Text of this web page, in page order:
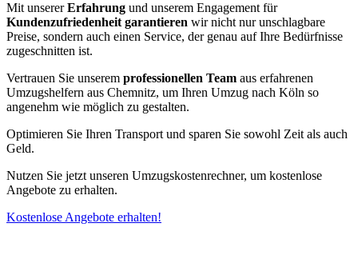
Mit unsererErfahrung und unserem Engagement für
Kundenzufriedenheit garantieren wir nicht nur unschlagbare
Preise, sondern auch einen Service, der genau auf Ihre Bedürfnisse
zugeschnitten ist.
Vertrauen Sie unserem professionellen Team aus erfahrenen
Umzugshelfern aus Chemnitz, um Ihren Umzug nach Köln so
angenehm wie möglich zu gestalten.
Optimieren Sie Ihren Transport und sparen Sie sowohl Zeit als auch
Geld.
Nutzen Sie jetzt unseren Umzugskostenrechner, um kostenlose
Angebote zu erhalten.
Kostenlose Angebote erhalten!